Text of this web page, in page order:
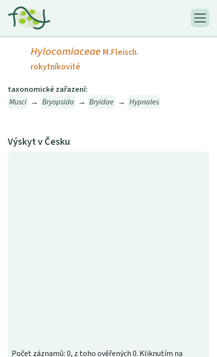
Hylocomiaceae M.Fleisch.
rokytníkovité
taxonomické zařazení:
Musci → Bryopsida → Bryidae → Hypnales
Výskyt v Česku
Počet záznamů: 0, z toho ověřených 0. Kliknutím na